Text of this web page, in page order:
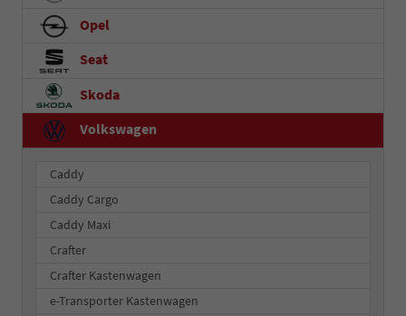
Opel
Seat
Skoda
Volkswagen
Caddy
Caddy Cargo
Caddy Maxi
Crafter
Crafter Kastenwagen
e-Transporter Kastenwagen